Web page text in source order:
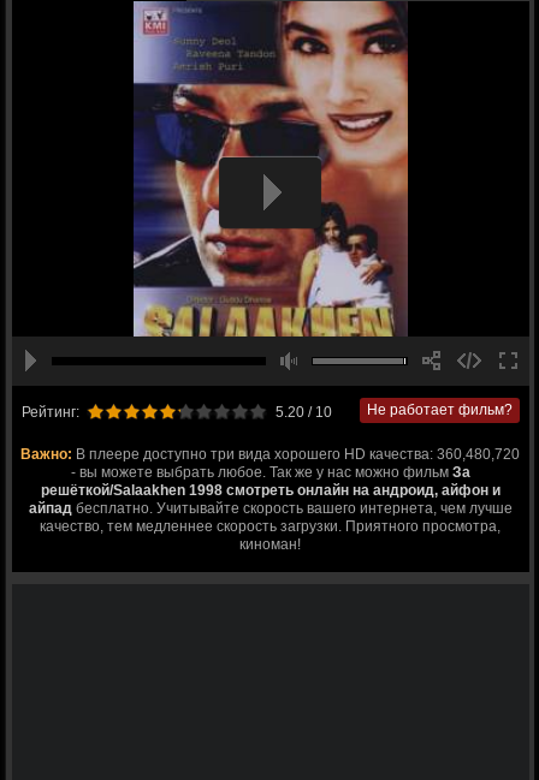
Рейтинг: 5.20/ 10 Не работает фильм?
Важно: В плеере доступно три вида хорошего HD качества: 360,480,720
- вы можете выбрать любое. Так же у нас можно фильм За
решёткой/Salaakhen 1998 смотреть онлайн на андроид, айфон и
айпадбесплатно. Учитывайте скорость вашего интернета, чем лучше
качество, тем медленнее скорость загрузки. Приятного просмотра,
киноман!